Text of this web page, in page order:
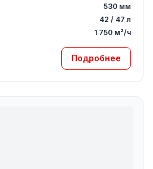
530 мм
42 / 47 л
1 750 м²/ч
Подробнее